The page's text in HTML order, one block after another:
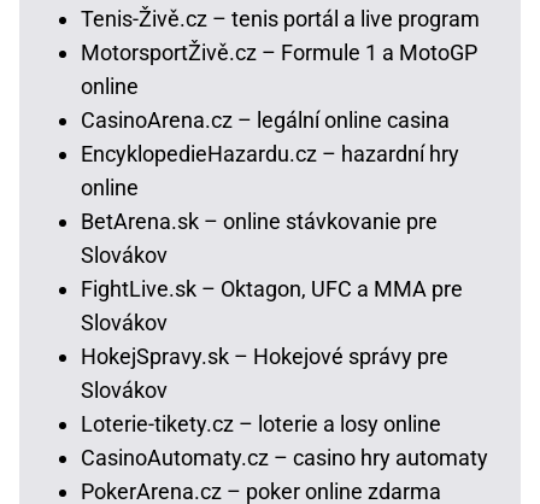
Tenis-Živě.cz – tenis portál a live program
MotorsportŽivě.cz – Formule 1 a MotoGP
online
CasinoArena.cz – legální online casina
EncyklopedieHazardu.cz – hazardní hry
online
BetArena.sk – online stávkovanie pre
Slovákov
FightLive.sk – Oktagon, UFC a MMA pre
Slovákov
HokejSpravy.sk – Hokejové správy pre
Slovákov
Loterie-tikety.cz – loterie a losy online
CasinoAutomaty.cz – casino hry automaty
PokerArena.cz – poker online zdarma